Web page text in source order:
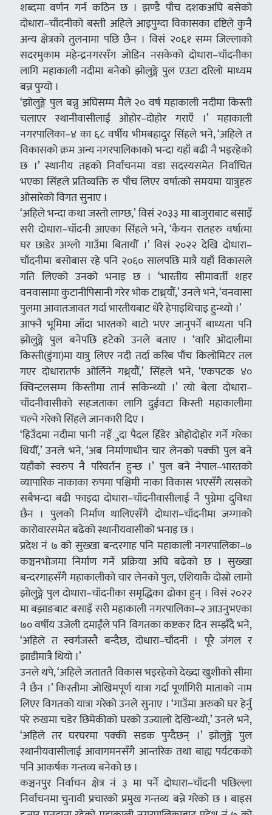
शब्दमा वर्णन गर्न कठिन छ । झण्डै पाँच दशकअघि बसेको
दोधारा–चाँदनीको बस्ती अहिले आइपुग्दा विकासका दृष्टिले कुनै
अन्य क्षेत्रको तुलनामा पछि छैन । विसं २०६१ सम्म जिल्लाको
सदरमुकाम महेन्द्रनगरसँग जोडिन नसकेको दोधारा–चाँदनीका
लागि महाकाली नदीमा बनेको झोलुङ्गे पुल एउटा दरिलो माध्यम
बन्न पुग्यो ।
‘झोलुङ्गे पुल बन्नु अघिसम्म मैले २० वर्ष महाकाली नदीमा किस्ती
चलाएर स्थानीवासीलाई ओहोर–दोहोर गराएँ ।’ महाकाली
नगरपालिका–४ का ६८ वर्षीय भीमबहादुर सिंहले भने, ‘अहिले त
विकासको क्रम अन्य नगरपालिकाको भन्दा यहाँ बढी नै भइरहेको
छ ।’ स्थानीय तहको निर्वाचनमा वडा सदस्यसमेत निर्वाचित
भएका सिंहले प्रतिव्यक्ति रु पाँच लिएर वर्षात्को समयमा यात्रुहरु
ओसारेको विगत सुनाए ।
‘अहिले भन्दा कथा जस्तो लाग्छ,’ विसं २०३३ मा बाजुराबाट बसाइँ
सरी दोधारा–चाँदनी आएका सिंहले भने, ‘कैयन रातहरु वर्षात्मा
घर छाडेर अग्लो गाउँमा बितायौँ ।’ विसं २०२२ देखि दोधारा–
चाँदनीमा बसोबास रहे पनि २०६० सालपछि मात्रै यहाँ विकासले
गति लिएको उनको भनाइ छ । ‘भारतीय सीमावर्ती शहर
वनवासामा कुटानीपिसानी गरेर भोक टाथ्र्यौं,’ उनले भने, ‘वनवासा
पुलमा आवातजावत गर्दा भारतीयबाट धेरै हेपाइथिचाइ हुन्थ्यो ।’
आफ्नै भूमिमा जाँदा भारतको बाटो भएर जानुपर्ने बाध्यता पनि
झोलुङ्गे पुल बनेपछि हटेको उनले बताए । ‘वारि ओदालीमा
किस्ती(डुंगा)मा यात्रु लिएर नदी तर्दा करिब पाँच किलोमिटर तल
गएर दोधारातर्फ ओर्लिने गथ्र्यौं,’ सिंहले भने, ‘एकपटक ४०
क्विन्टलसम्म किस्तीमा तार्न सकिन्थ्यो ।’ त्यो बेला दोधारा–
चाँदनीवासीको सहजताका लागि दुईवटा किस्ती महाकालीमा
चल्ने गरेको सिंहले जानकारी दिए ।
‘हिउँदमा नदीमा पानी नहँुदा पैदल हिँडेर ओहोदोहोर गर्ने गरेका
थियौँ,’ उनले भने, ‘अब निर्माणाधीन चार लेनको पक्की पुल बने
यहाँको स्वरुप नै परिवर्तन हुन्छ ।’ पुल बने नेपाल–भारतको
व्यापारिक नाकाका रुपमा पश्चिमी नाका विकास भएसँगै त्यसको
सबैभन्दा बढी फाइदा दोधारा–चाँदनीवासीलाई नै पुग्नेमा दुविधा
छैन । पुलको निर्माण थालिएसँगै दोधारा–चाँदनीमा जग्गाको
कारोवारसमेत बढेको स्थानीयवासीको भनाइ छ ।
प्रदेश नं ७ को सुख्खा बन्दरगाह पनि महाकाली नगरपालिका–७
कञ्चनभोजमा निर्माण गर्ने प्रक्रिया अघि बढेको छ । सुख्खा
बन्दरगाहसँगै महाकालीको चार लेनको पुल, एशियाकै दोस्रो लामो
झोलुङ्गे पुल दोधारा–चाँदनीका समृद्धिका ढोका हुन् । विसं २०२२
मा बझाङबाट बसाइँ सरी महाकाली नगरपालिका–२ आउनुभएका
७० वर्षीय उजेली दमाईंले पनि विगतका कष्टकर दिन सम्झँदै भने,
‘अहिले त स्वर्गजस्तै बन्दैछ, दोधारा–चाँदनी । पूरै जंगल र
झाडीमात्रै थियो ।’
उनले थपे, ‘अहिले जताततै विकास भइरहेको देख्दा खुशीको सीमा
नै छैन ।’ किस्तीमा जोखिमपूर्ण यात्रा गर्दा पूर्णागिरी माताको नाम
लिएर विगतको यात्रा गरेको उनले सुनाए । ‘गाउँमा अरुको घर हेर्नु
परे रुखमा चडेर छिमेकीको घरको उज्यालो देखिन्थ्यो,’ उनले भने,
‘अहिले तर घरघरमा पक्की सडक पुग्दैछन् ।’ झोलुङ्गे पुल
स्थानीयवासीलाई आवागमनसँगै आन्तरिक तथा बाह्य पर्यटकको
पनि आकर्षक गन्तव्य बनेको छ ।
कञ्चनपुर निर्वाचन क्षेत्र नं ३ मा पर्ने दोधारा–चाँदनी पछिल्ला
निर्वाचनमा चुनावी प्रचारको प्रमुख गन्तव्य बन्ने गरेको छ । बाइस